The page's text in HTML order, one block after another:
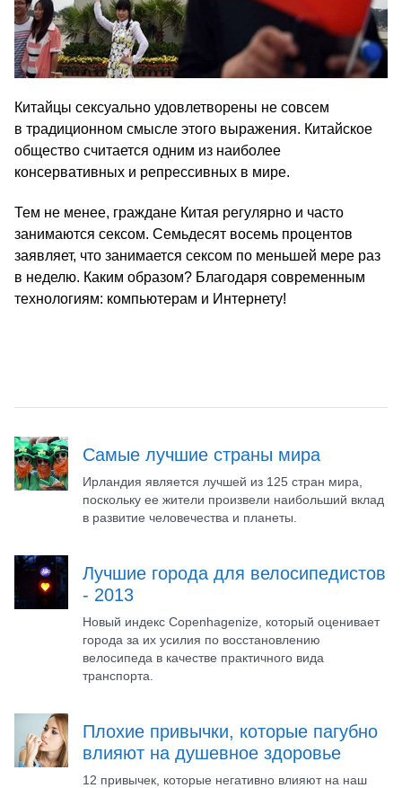
Китайцы сексуально удовлетворены не совсем
в традиционном смысле этого выражения. Китайское
общество считается одним из наиболее
консервативных и репрессивных в мире.
Тем не менее, граждане Китая регулярно и часто
занимаются сексом. Семьдесят восемь процентов
заявляет, что занимается сексом по меньшей мере раз
в неделю. Каким образом? Благодаря современным
технологиям: компьютерам и Интернету!
Самые лучшие страны мира
Ирландия является лучшей из 125 стран мира,
поскольку ее жители произвели наибольший вклад
в развитие человечества и планеты.
Лучшие города для велосипедистов
- 2013
Новый индекс Copenhagenize, который оценивает
города за их усилия по восстановлению
велосипеда в качестве практичного вида
транспорта.
Плохие привычки, которые пагубно
влияют на душевное здоровье
12 привычек, которые негативно влияют на наш